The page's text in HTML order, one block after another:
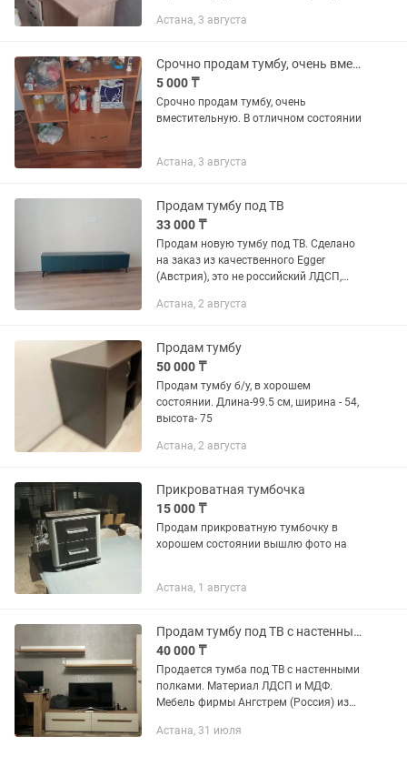
хорошем состоянии.
Астана, 3 августа
Срочно продам тумбу, очень вместительную
5 000 ₸
Срочно продам тумбу, очень
вместительную. В отличном состоянии
Астана, 3 августа
Продам тумбу под ТВ
33 000 ₸
Продам новую тумбу под ТВ. Сделано
на заказ из качественного Egger
(Австрия), это не российский ЛДСП,
материал. Фурнитура хорошая с
Астана, 2 августа
Продам тумбу
50 000 ₸
Продам тумбу б/у, в хорошем
состоянии. Длина-99.5 см, ширина - 54,
высота- 75
Астана, 2 августа
Прикроватная тумбочка
15 000 ₸
Продам прикроватную тумбочку в
хорошем состоянии вышлю фото на
Астана, 1 августа
Продам тумбу под ТВ с настенными полками
40 000 ₸
Продается тумба под ТВ с настенными
полками. Материал ЛДСП и МДФ.
Мебель фирмы Ангстрем (Россия) из
выдвижными ящиками. Размеры
Астана, 31 июля